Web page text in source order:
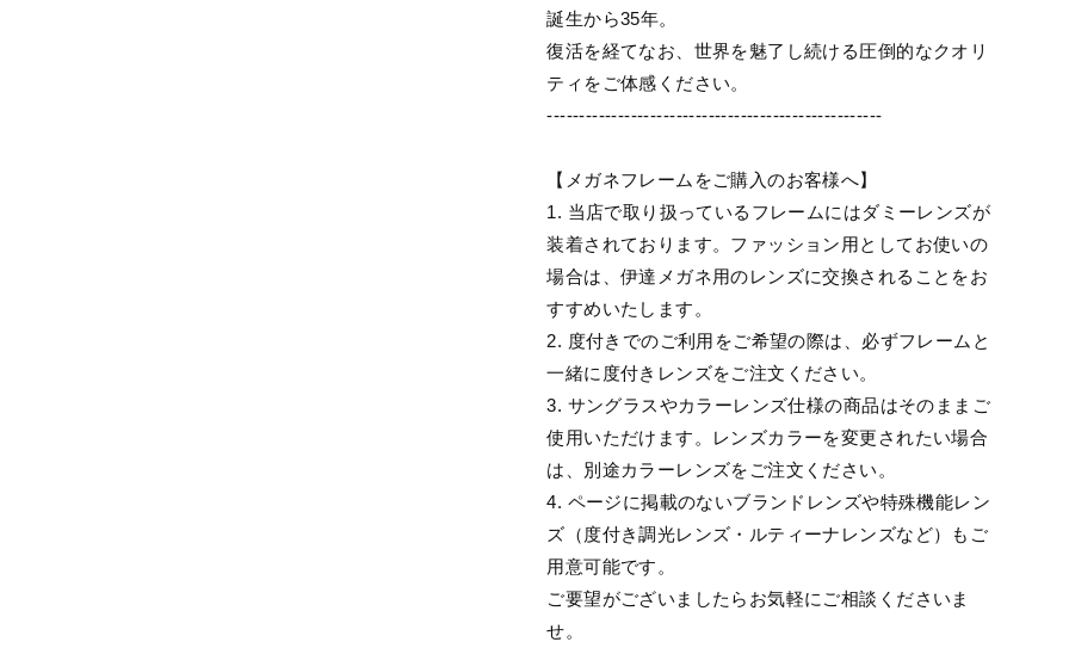
誕生から35年。
復活を経てなお、世界を魅了し続ける圧倒的なクオリ
ティをご体感ください。
----------------------------------------------------
【メガネフレームをご購入のお客様へ】
1. 当店で取り扱っているフレームにはダミーレンズが
装着されております。ファッション用としてお使いの
場合は、伊達メガネ用のレンズに交換されることをお
すすめいたします。
2. 度付きでのご利用をご希望の際は、必ずフレームと
一緒に度付きレンズをご注文ください。
3. サングラスやカラーレンズ仕様の商品はそのままご
使用いただけます。レンズカラーを変更されたい場合
は、別途カラーレンズをご注文ください。
4. ページに掲載のないブランドレンズや特殊機能レン
ズ（度付き調光レンズ・ルティーナレンズなど）もご
用意可能です。
ご要望がございましたらお気軽にご相談くださいま
せ。